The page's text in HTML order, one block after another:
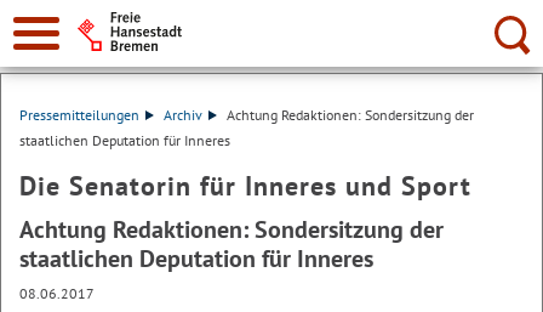
Suche:
Pressemitteilungen Archiv
Achtung Redaktionen: Sondersitzung der
staatlichen Deputation für Inneres
Die Senatorin für Inneres und Sport
Achtung Redaktionen: Sondersitzung der
staatlichen Deputation für Inneres
08.06.2017